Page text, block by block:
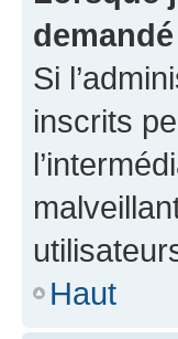
Si
inscrits
Haut